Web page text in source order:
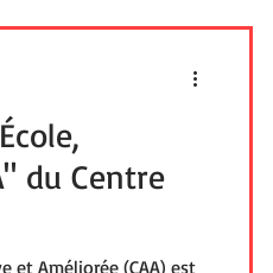
du Centre
et Améliorée (CAA) est